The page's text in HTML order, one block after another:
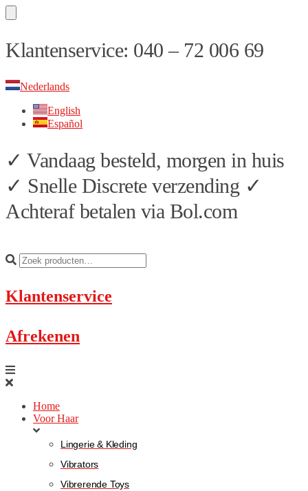
Skip
to
Skip
to
Klantenservice: 040 – 72 006 69
Nederlands
English
Español
✓ Vandaag besteld, morgen in huis
✓ Snelle Discrete verzending ✓
Achteraf betalen via Bol.com
Klantenservice
Afrekenen
Home
Voor Haar
Lingerie & Kleding
Vibrators
Vibrerende Toys